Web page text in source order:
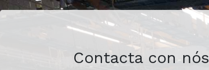
Contacta con nós